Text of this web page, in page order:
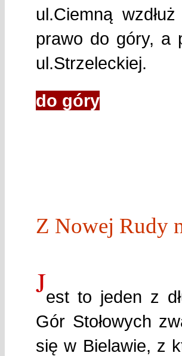
ul.Ciemną
prawo do góry, a
ul.Strzeleckiej.
do góry
Z Nowej Rudy
Jest to jeden z
Gór Stołowych
się w Bielawie, z